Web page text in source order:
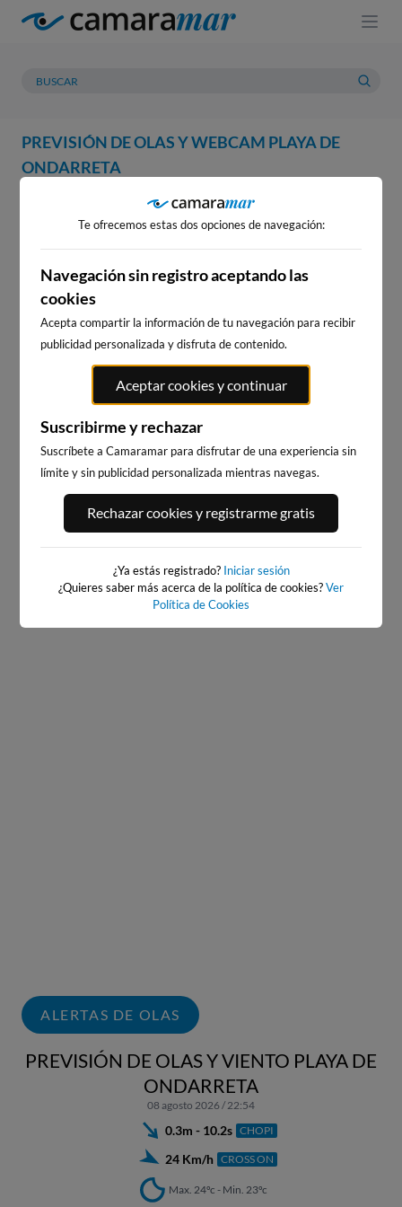
PREVISIÓN DE OLAS Y WEBCAM PLAYA DE
ONDARRETA
PREVISIÓN METEOROLOGÍA
WEBCAM PLAYA DE
ONDARRETA
WEBCAMS CERCANAS
PLAYA DE LA CONCHA ZURRIOLA
2km · Donostia
0.8 m CHOPI
ALERTAS DE OLAS
PREVISIÓN DE OLAS Y VIENTO PLAYA DE
ONDARRETA
08 agosto 2026 / 22:54
0.3m - 10.2s CHOPI
24 Km/h CROSS ON
Max. 24ºc - Min. 23ºc
Te ofrecemos estas dos opciones de navegación:
Navegación sin registro aceptando las
cookies
Acepta compartir la información de tu navegación para recibir
publicidad personalizada y disfruta de contenido.
Aceptar cookies y continuar
Suscribirme y rechazar
Suscríbete a Camaramar para disfrutar de una experiencia sin
límite y sin publicidad personalizada mientras navegas.
Rechazar cookies y registrarme gratis
¿Ya estás registrado? Iniciar sesión
¿Quieres saber más acerca de la política de cookies?Ver
Política de Cookies